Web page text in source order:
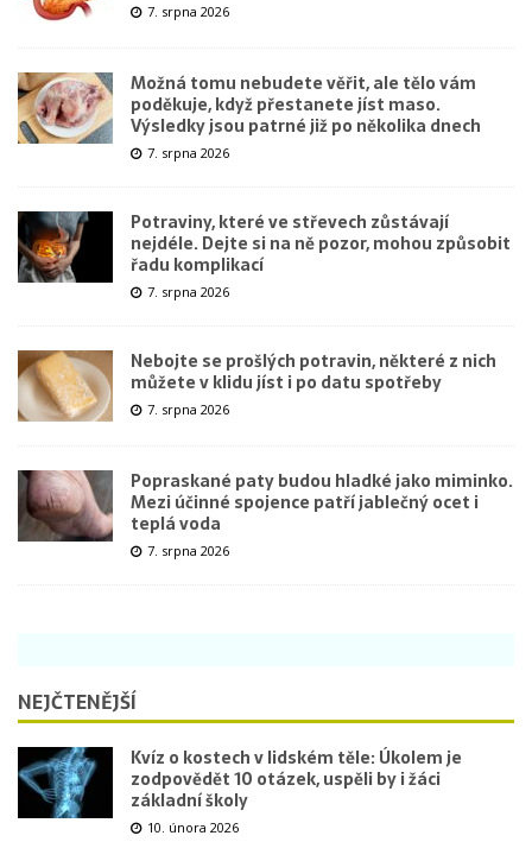
7. srpna 2026
Možná tomu nebudete věřit, ale tělo vám
poděkuje, když přestanete jíst maso.
Výsledky jsou patrné již po několika dnech
7. srpna 2026
Potraviny, které ve střevech zůstávají
nejdéle. Dejte si na ně pozor, mohou způsobit
řadu komplikací
7. srpna 2026
Nebojte se prošlých potravin, některé z nich
můžete v klidu jíst i po datu spotřeby
7. srpna 2026
Popraskané paty budou hladké jako miminko.
Mezi účinné spojence patří jablečný ocet i
teplá voda
7. srpna 2026
NEJČTENĚJŠÍ
Kvíz o kostech v lidském těle: Úkolem je
zodpovědět 10 otázek, uspěli by i žáci
základní školy
10. února 2026